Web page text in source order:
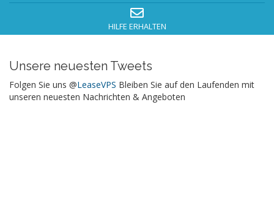
HILFE ERHALTEN
Unsere neuesten Tweets
Folgen Sie uns @LeaseVPS Bleiben Sie auf den Laufenden mit
unseren neuesten Nachrichten & Angeboten